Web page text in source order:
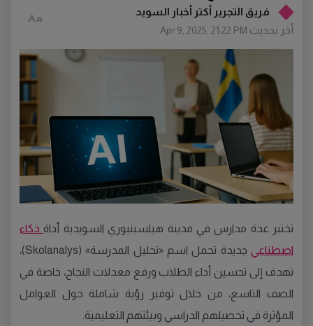
فريق التجرير أكتر أخبار السويد
أخر تحديث Apr 9, 2025, 21:22 PM
تختبر عدة مدارس في مدينة هيلسينبوري السويدية أداة ذكاء
اصطناعي
جديدة تحمل اسم «تحليل المدرسة» (Skolanalys)،
تهدف إلى تحسين أداء الطلاب ورفع معدلات النجاح، خاصة في
الصف التاسع، من خلال توفير رؤية شاملة حول العوامل
المؤثرة في تحصيلهم الدراسي وبيئتهم التعليمية.